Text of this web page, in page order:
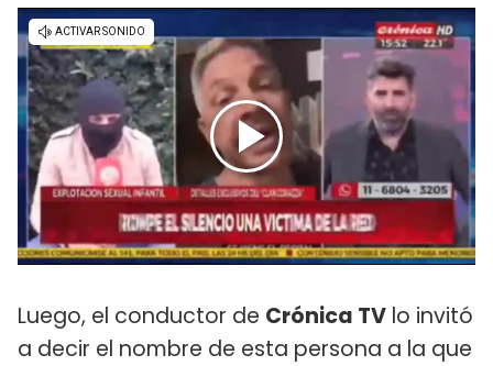
Luego, el conductor de Crónica TV lo invitó
a decir el nombre de esta persona a la que